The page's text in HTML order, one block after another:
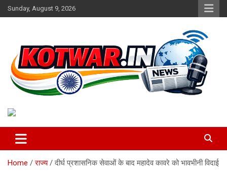
Skip
to
Sunday, August 9, 2026
kotwar.in
Home राज्य दीर्घ प्रशासनिक सेवाओं के बाद महादेव कावरे को भावभीनी विदाई